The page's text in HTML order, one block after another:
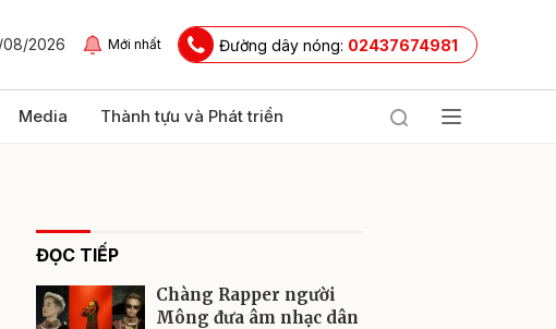
2026 Mới nhất Đường dây nóng: 02437674981
Media Thành tựu và Phát triển
ĐỌC TIẾP
Chàng Rapper người
Mông đưa âm nhạc dân